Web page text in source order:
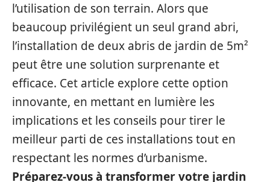
l’utilisation de son terrain. Alors que
beaucoup privilégient un seul grand abri,
l’installation de deux abris de jardin de 5m²
peut être une solution surprenante et
efficace. Cet article explore cette option
innovante, en mettant en lumière les
implications et les conseils pour tirer le
meilleur parti de ces installations tout en
respectant les normes d’urbanisme.
Préparez-vous à transformer votre jardin